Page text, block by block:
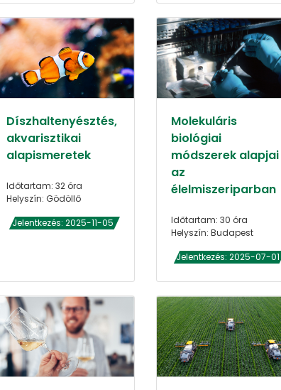
Díszhaltenyésztés,
akvarisztikai
alapismeretek
Időtartam: 32 óra
Helyszín: Gödöllő
Jelentkezés: 2025-11-05
Molekuláris
biológiai
módszerek alapjai
az
élelmiszeriparban
Időtartam: 30 óra
Helyszín: Budapest
Jelentkezés: 2025-07-01